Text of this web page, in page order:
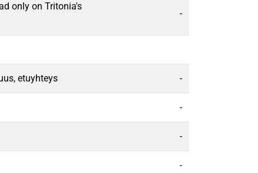
only on Tritonia's
-
etuyhteys -
-
-
-